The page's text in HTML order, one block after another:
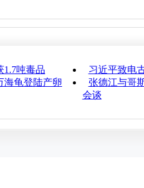
1.7吨毒品
习近平致电
海龟登陆产卵
张德江与哥
会谈